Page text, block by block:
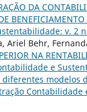
DA
v. 2 n.
Ariel Behr,
NA
e
modelos